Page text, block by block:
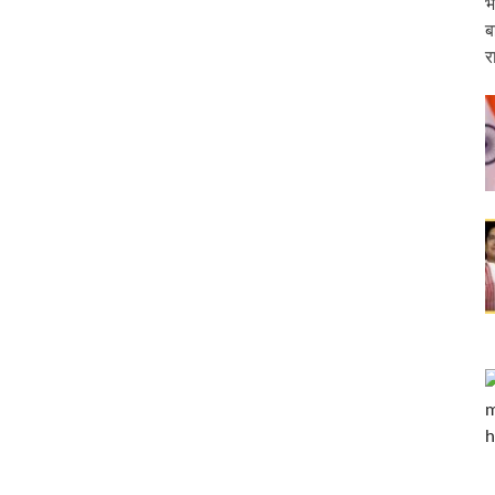
को “सबका साथ सबका विकास – जनता की आकांक्षाओं को पूरा करना” विषय पर बजट के बाद